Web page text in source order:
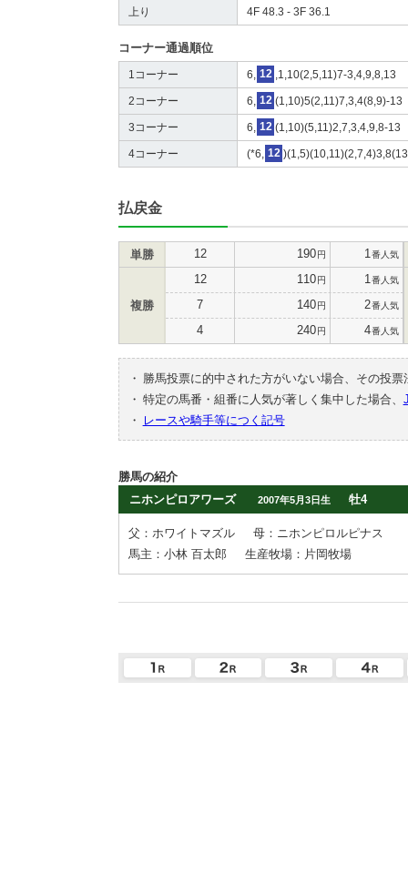
上り 4F 48.3 - 3F 36.1
コーナー通過順位
1コーナー 6, 12 ,1,10(2,5,11)7-3,4,9,8,13
2コーナー 6, 12 (1,10)5(2,11)7,3,4(8,9)-13
3コーナー 6, 12 (1,10)(5,11)2,7,3,4,9,8-13
4コーナー (*6, 12
払戻金
単勝 12 190円 1 番人気
複勝
12 110円 1 番人気
7 140円 2番人気
4 240円 4番人気
・
勝馬投票に的中された方がいない場合、その投
・ 特定の馬番・組番に人気が著しく集中した場合、
・
レースや騎手等につく記号
勝馬の紹介
ニホンピロアワーズ
2007年5月3日生 牡4
父：ホワイトマズル
母：ニホンピロルピナス
馬主：小林 百太郎
生産牧場：片岡牧場